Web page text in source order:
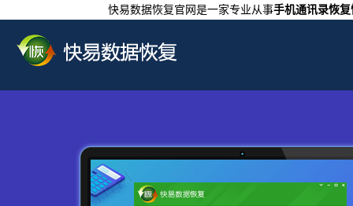
快易数据恢复官网是一家专业从事手机通讯录恢